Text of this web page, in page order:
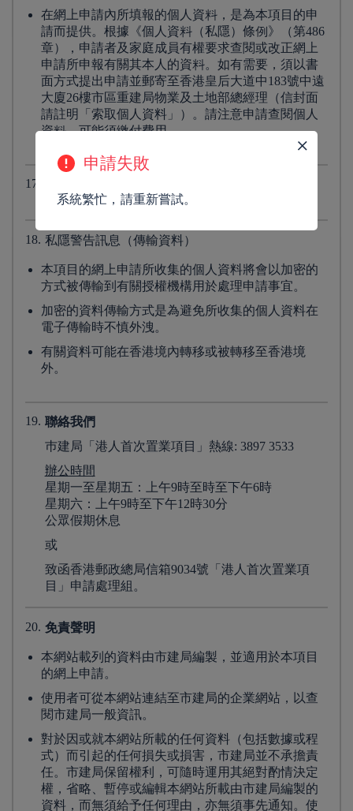
在網上申請內所填報的個人資料，是為本項目的申
請而提供。根據《個人資料（私隱）條例》（第486
章），申請者及家庭成員有權要求查閱或改正網上
申請所申報有關其本人的資料。如有需要，須以書
面方式提出申請並郵寄至香港皇后大道中183號中遠
大廈26樓市區重建局物業及土地部總經理（信封面
請註明「索取個人資料」）。請注意申請查閱個人
資料，可能須繳付費用。
17.
http://www.ura.org.hk/tc/privacy-policy-statement
18. 私隱警告訊息（傳輸資料）
本項目的網上申請所收集的個人資料將會以加密的
方式被傳輸到有關授權機構用於處理申請事宜。
加密的資料傳輸方式是為避免所收集的個人資料在
電子傳輸時不慎外洩。
有關資料可能在香港境內轉移或被轉移至香港境
外。
19. 聯絡我們
巿建局「港人首次置業項目」熱線: 3897 3533
辦公時間
星期一至星期五：上午9時至時至下午6時
星期六：上午9時至下午12時30分
公眾假期休息
或
致函香港郵政總局信箱9034號「港人首次置業項
目」申請處理組。
20. 免責聲明
本網站載列的資料由市建局編製，並適用於本項目
的網上申請。
使用者可從本網站連結至市建局的企業網站，以查
閱市建局一般資訊。
對於因或就本網站所載的任何資料（包括數據或程
式）而引起的任何損失或損害，市建局並不承擔責
任。市建局保留權利，可隨時運用其絕對酌情決定
權，省略、暫停或編輯本網站所載由市建局編製的
資料，而無須給予任何理由，亦無須事先通知。使
申請失敗
系統繁忙，請重新嘗試。